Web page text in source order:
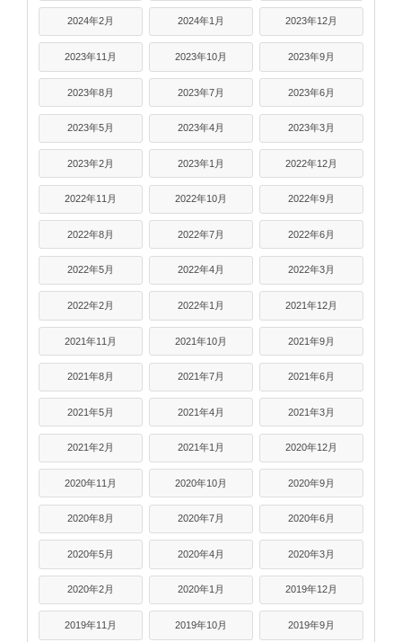
2024年2月 2024年1月 2023年12月
2023年11月 2023年10月 2023年9月
2023年8月 2023年7月 2023年6月
2023年5月 2023年4月 2023年3月
2023年2月 2023年1月 2022年12月
2022年11月 2022年10月 2022年9月
2022年8月 2022年7月 2022年6月
2022年5月 2022年4月 2022年3月
2022年2月 2022年1月 2021年12月
2021年11月 2021年10月 2021年9月
2021年8月 2021年7月 2021年6月
2021年5月 2021年4月 2021年3月
2021年2月 2021年1月 2020年12月
2020年11月 2020年10月 2020年9月
2020年8月 2020年7月 2020年6月
2020年5月 2020年4月 2020年3月
2020年2月 2020年1月 2019年12月
2019年11月 2019年10月 2019年9月